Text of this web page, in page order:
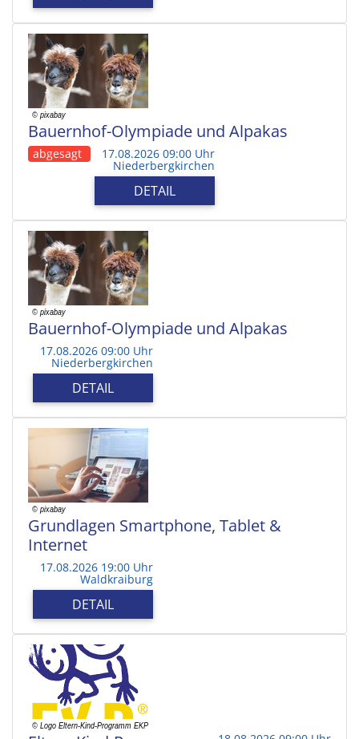
Bauernhof-Olympiade und Alpakas
abgesagt 17.08.2026 09:00 Uhr
Niederbergkirchen
DETAIL
Bauernhof-Olympiade und Alpakas
17.08.2026 09:00 Uhr
Niederbergkirchen
DETAIL
Grundlagen Smartphone, Tablet &
Internet
17.08.2026 19:00 Uhr
Waldkraiburg
DETAIL